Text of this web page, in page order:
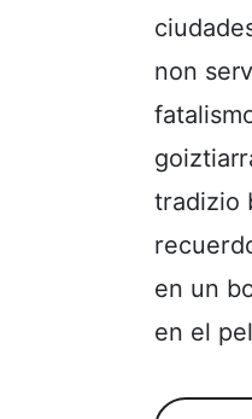
non
tradizio
en un
en el